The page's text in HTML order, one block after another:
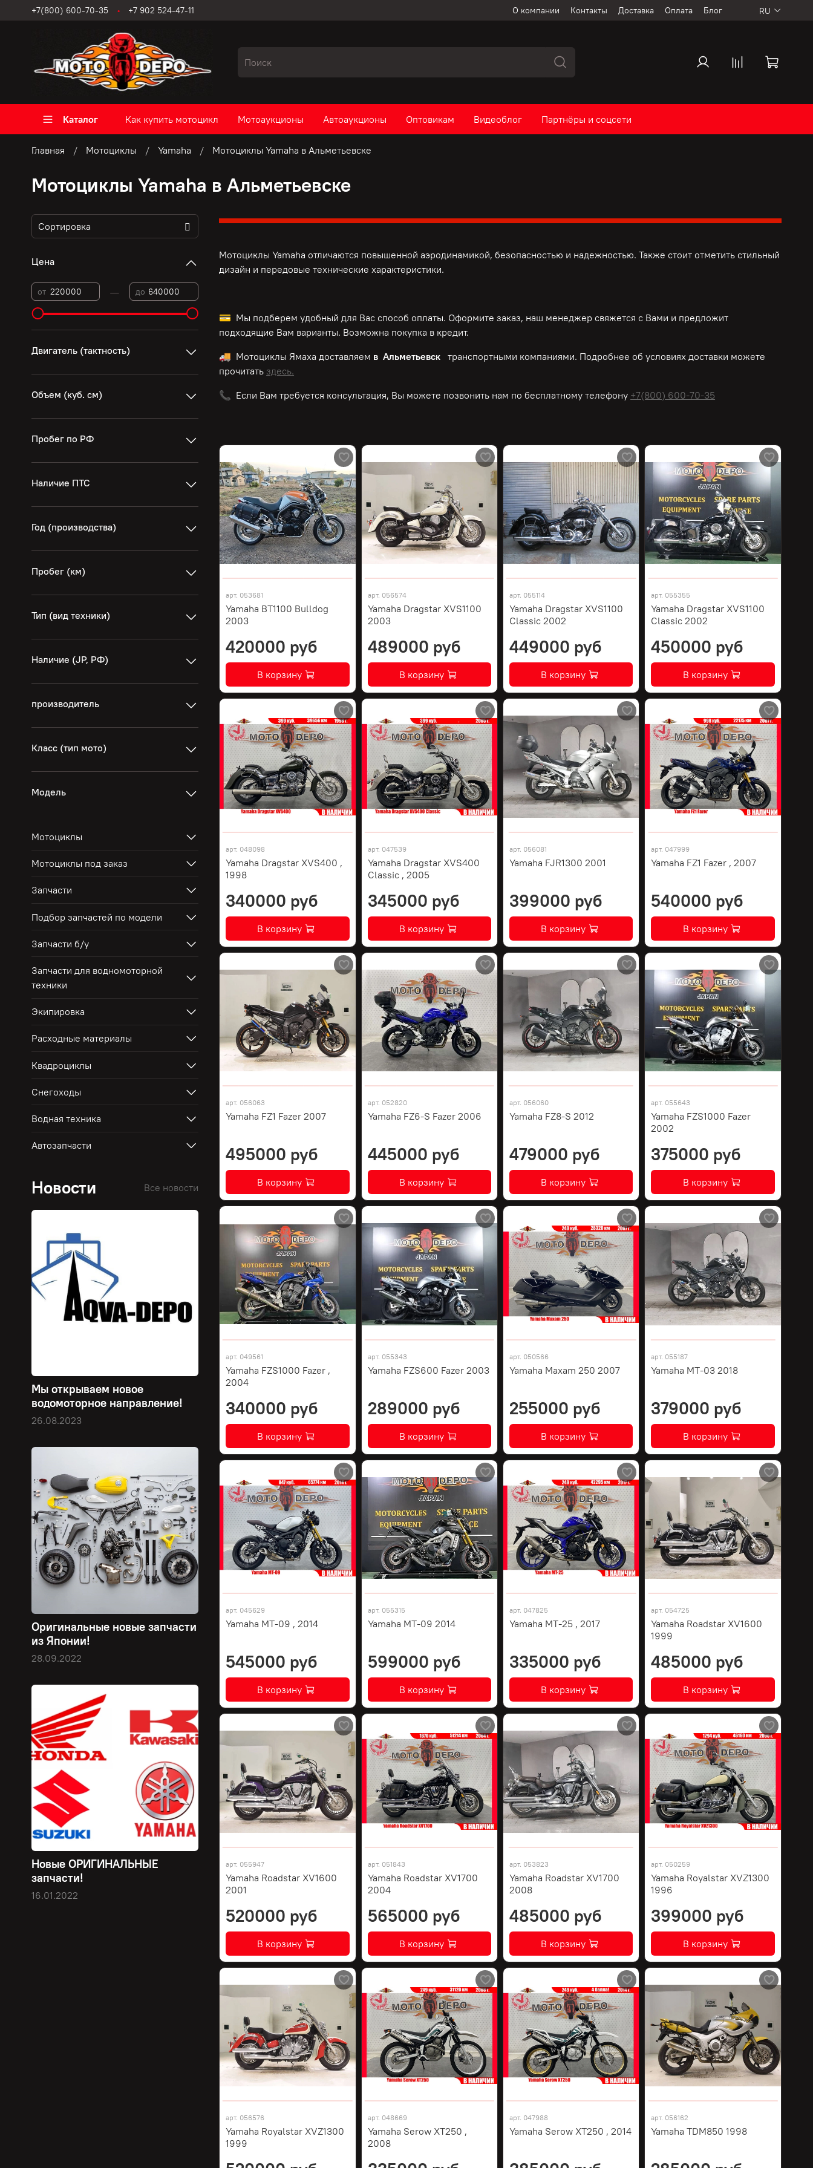
О компании Контакты Доставка Оплата Блог
+7(800) 600-70-35 +7 902 524-47-11 RU
Каталог Как купить мотоцикл Мотоаукционы Автоаукционы Оптовикам Видеоблог Партнёры и соцсети
Главная Мотоциклы Yamaha Мотоциклы Yamaha в Альметьевске
Мотоциклы Yamaha в Альметьевске
Мотоциклы Yamaha отличаются повышенной аэродинамикой, безопасностью и надежностью. Также стоит отметить стильный
дизайн и передовые технические характеристики.
💳 Мы подберем удобный для Вас способ оплаты. Оформите заказ, наш менеджер свяжется с Вами и предложит
подходящие Вам варианты. Возможна покупка в кредит.
🚚 Мотоциклы Ямаха доставляем в Альметьевсктранспортными компаниями. Подробнее об условиях доставки можете
прочитать здесь.
📞 Если Вам требуется консультация, Вы можете позвонить нам по бесплатномутелефону +7(800) 600-70-35
арт. 053681
Yamaha BT1100 Bulldog
2003
420000 руб
В корзину
арт. 056574
Yamaha Dragstar XVS1100
2003
489000 руб
В корзину
арт. 055114
Yamaha Dragstar XVS1100
Classic 2002
449000 руб
В корзину
арт. 055355
Yamaha Dragstar XVS1100
Classic 2002
450000 руб
В корзину
арт. 048098
Yamaha Dragstar XVS400 ,
1998
340000 руб
В корзину
арт. 047539
Yamaha Dragstar XVS400
Classic , 2005
345000 руб
В корзину
арт. 056081
Yamaha FJR1300 2001
399000 руб
В корзину
арт. 047999
Yamaha FZ1 Fazer , 2007
540000 руб
В корзину
арт. 056063
Yamaha FZ1 Fazer 2007
495000 руб
В корзину
арт. 052820
Yamaha FZ6-S Fazer 2006
445000 руб
В корзину
арт. 056060
Yamaha FZ8-S 2012
479000 руб
В корзину
арт. 055643
Yamaha FZS1000 Fazer
2002
375000 руб
В корзину
арт. 049561
Yamaha FZS1000 Fazer ,
2004
340000 руб
В корзину
арт. 055343
Yamaha FZS600 Fazer 2003
289000 руб
В корзину
арт. 050566
Yamaha Maxam 250 2007
255000 руб
В корзину
арт. 055187
Yamaha MT-03 2018
379000 руб
В корзину
арт. 045629
Yamaha MT-09 , 2014
545000 руб
В корзину
арт. 055315
Yamaha MT-09 2014
599000 руб
В корзину
арт. 047825
Yamaha MT-25 , 2017
335000 руб
В корзину
арт. 054725
Yamaha Roadstar XV1600
1999
485000 руб
В корзину
арт. 055947
Yamaha Roadstar XV1600
2001
520000 руб
В корзину
арт. 051843
Yamaha Roadstar XV1700
2004
565000 руб
В корзину
арт. 053823
Yamaha Roadstar XV1700
2008
485000 руб
В корзину
арт. 050259
Yamaha Royalstar XVZ1300
1996
399000 руб
В корзину
арт. 056576
Yamaha Royalstar XVZ1300
1999
арт. 048669
Yamaha Serow XT250 ,
2008
арт. 047988
Yamaha Serow XT250 , 2014
арт. 056162
Yamaha TDM850 1998
Цена
от — до
Двигатель (тактность)
Объем (куб. см)
Пробег по РФ
Наличие ПТС
Год (производства)
Пробег (км)
Тип (вид техники)
Наличие (JP, РФ)
производитель
Класс (тип мото)
Модель
Мотоциклы
Мотоциклы под заказ
Запчасти
Подбор запчастей по модели
Запчасти б/у
Запчасти для водномоторной
техники
Экипировка
Расходные материалы
Квадроциклы
Снегоходы
Водная техника
Автозапчасти
Новости Все новости
Мы открываем новое
водомоторное направление!
26.08.2023
Оригинальные новые запчасти
из Японии!
28.09.2022
Новые ОРИГИНАЛЬНЫЕ
запчасти!
16.01.2022